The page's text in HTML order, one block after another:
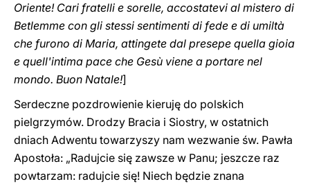
Oriente! Cari fratelli e sorelle, accostatevi al mistero di
Betlemme con gli stessi sentimenti di fede e di umiltà
che furono di Maria, attingete dal presepe quella gioia
e quell'intima pace che Gesù viene a portare nel
mondo. Buon Natale!]
Serdeczne pozdrowienie kieruję do polskich
pielgrzymów. Drodzy Bracia i Siostry, w ostatnich
dniach Adwentu towarzyszy nam wezwanie św. Pawła
Apostoła: „Radujcie się zawsze w Panu; jeszcze raz
powtarzam: radujcie się! Niech będzie znana